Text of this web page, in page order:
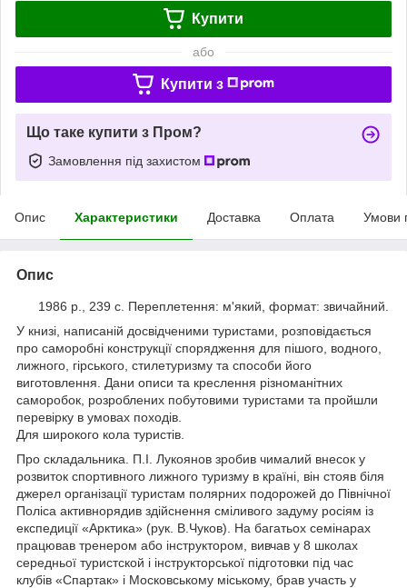
Купити
або
Купити з
Що таке купити з Пром?
Замовлення під захистом
Опис Характеристики Доставка Оплата Умови
Опис
1986 р., 239 с. Переплетення: м'який, формат: звичайний.
У книзі, написаній досвідченими туристами, розповідається
про саморобні конструкції спорядження для пішого, водного,
лижного, гірського, стилетуризму та способи його
виготовлення. Дани описи та креслення різноманітних
саморобок, розроблених побутовими туристами та пройшли
перевірку в умовах походів.
Для широкого кола туристів.
Про складальника. П.І. Лукоянов зробив чималий внесок у
розвиток спортивного лижного туризму в країні, він стояв біля
джерел організації туристам полярних подорожей до Північної
Поліса активнорядив здійснення сміливого задуму росіям із
експедиції «Арктика» (рук. В.Чуков). На багатьох семінарах
працював тренером або інструктором, вивчав у 8 школах
середньої туристской і інструкторської підготовки під час
клубів «Спартак» і Московському міському, брав участь у